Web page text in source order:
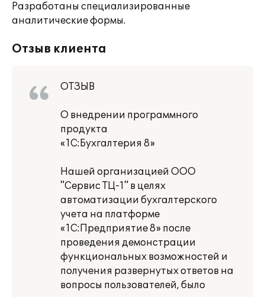
­Разработаны специализированные
аналитические формы.
Отзыв клиента
ОТЗЫВ
О внедрении программного
продукта
«1С:Бухгалтерия 8»
Нашей организацией ООО
"Сервис ТЦ-1" в целях
автоматизации бухгалтерского
учета на платформе
«1С:Предприятие 8» после
проведения демонстрации
функциональных возможностей и
получения развернутых ответов на
вопросы пользователей, было